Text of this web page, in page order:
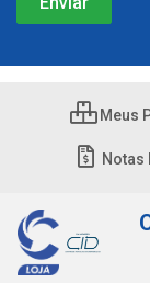
Meus
Notas